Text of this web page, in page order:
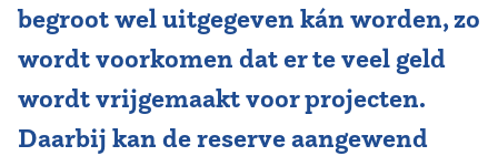
begroot wel uitgegeven kán worden, zo
wordt voorkomen dat er te veel geld
wordt vrijgemaakt voor projecten.
Daarbij kan de reserve aangewend